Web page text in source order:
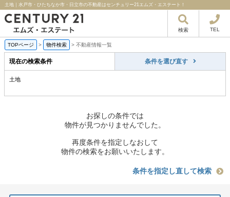
土地｜水戸市・ひたちなか市・日立市の不動産はセンチュリー21エムズ・エステート！
検索 TEL
TOPページ > 物件検索 > 不動産情報一覧
現在の検索条件 条件を選び直す
土地
お探しの条件では
物件が見つかりませんでした。
再度条件を指定しなおして
物件の検索をお願いいたします。
条件を指定し直して検索